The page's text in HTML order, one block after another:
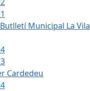
Municipal La Vila
Cardedeu